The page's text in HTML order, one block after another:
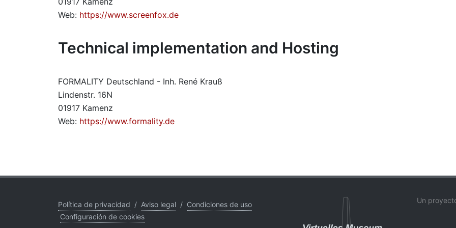
Web: https://www.screenfox.de
Technical implementation and Hosting
FORMALITY Deutschland - Inh. René Krauß
Lindenstr. 16N
01917 Kamenz
Web: https://www.formality.de
Política de privacidad / Aviso legal / Condiciones de uso
Configuración de cookies
Un